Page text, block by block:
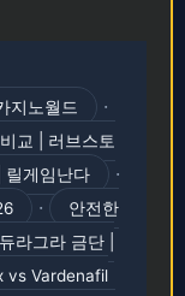
지노월드 ·
교 | 러브스토
릴게임난다
·
·
안전한
듀라그라 금단 |
vs Vardenafil